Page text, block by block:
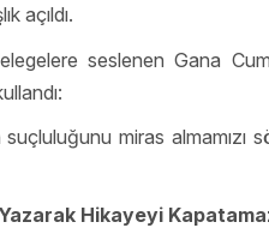
açıldı.
seslenen Gana
miras almamızı
Hikayeyi